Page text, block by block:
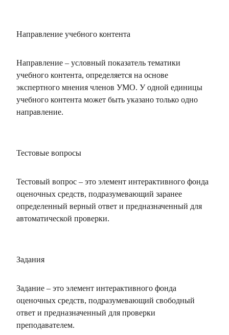
Направление учебного контента
Направление – условный показатель тематики
учебного контента, определяется на основе
экспертного мнения членов УМО. У одной единицы
учебного контента может быть указано только одно
направление.
Тестовые вопросы
Тестовый вопрос – это элемент интерактивного фонда
оценочных средств, подразумевающий заранее
определенный верный ответ и предназначенный для
автоматической проверки.
Задания
Задание – это элемент интерактивного фонда
оценочных средств, подразумевающий свободный
ответ и предназначенный для проверки
преподавателем.